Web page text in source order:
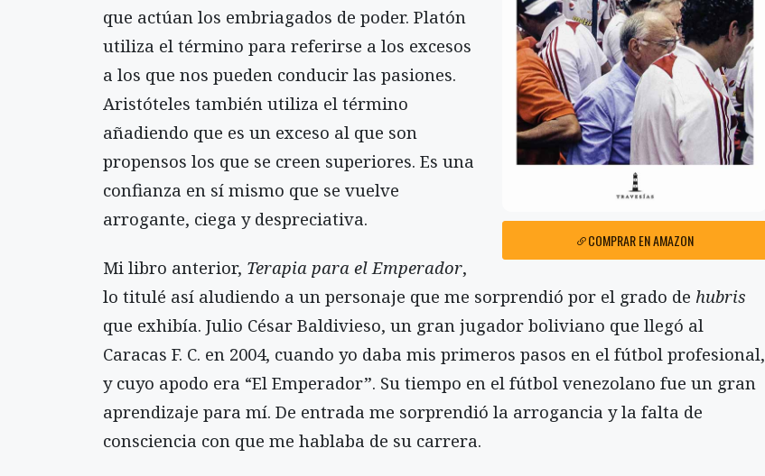
COMPRAR EN AMAZON
que actúan los embriagados de poder. Platón
utiliza el término para referirse a los excesos
a los que nos pueden conducir las pasiones.
Aristóteles también utiliza el término
añadiendo que es un exceso al que son
propensos los que se creen superiores. Es una
confianza en sí mismo que se vuelve
arrogante, ciega y despreciativa.
Mi libro anterior, Terapia para el Emperador,
lo titulé así aludiendo a un personaje que me sorprendió por el grado de hubris
que exhibía. Julio César Baldivieso, un gran jugador boliviano que llegó al
Caracas F. C. en 2004, cuando yo daba mis primeros pasos en el fútbol profesional,
y cuyo apodo era “El Emperador”. Su tiempo en el fútbol venezolano fue un gran
aprendizaje para mí. De entrada me sorprendió la arrogancia y la falta de
consciencia con que me hablaba de su carrera.